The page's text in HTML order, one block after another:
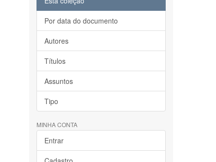
Por data do documento
Autores
Títulos
Assuntos
Tipo
MINHA CONTA
Entrar